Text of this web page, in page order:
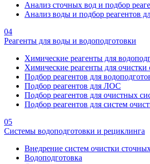
Анализ сточных вод и подбор
Анализ воды и подбор реагентов
04
Реагенты для воды и водоподготовки
Химические реагенты для
Химические реагенты для очистки
Подбор реагентов для
Подбор реагентов для ЛОС
Подбор реагентов для очистных
Подбор реагентов для систем
05
Системы водоподготовки и рециклинга
Внедрение систем очистки
Водоподготовка